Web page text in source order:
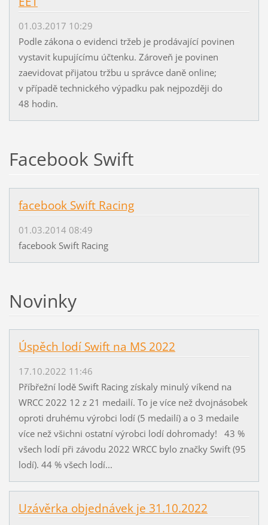
01.03.2017 10:29
Podle zákona o evidenci tržeb je prodávající povinen
vystavit kupujícímu účtenku. Zároveň je povinen
zaevidovat přijatou tržbu u správce daně online;
v případě technického výpadku pak nejpozději do
48 hodin.
Facebook Swift
facebook Swift Racing
01.03.2014 08:49
facebook Swift Racing
Novinky
Úspěch lodí Swift na MS 2022
17.10.2022 11:46
Příbřežní lodě Swift Racing získaly minulý víkend na
WRCC 2022 12 z 21 medailí. To je více než dvojnásobek
oproti druhému výrobci lodí (5 medailí) a o 3 medaile
více než všichni ostatní výrobci lodí dohromady! 43 %
všech lodí při závodu 2022 WRCC bylo značky Swift (95
lodí). 44 % všech lodí...
Uzávěrka objednávek je 31.10.2022